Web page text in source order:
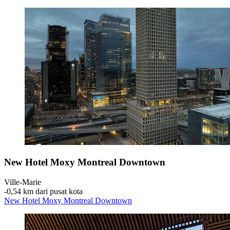
New Hotel Moxy Montreal Downtown
Ville-Marie
‐0,54 km dari pusat kota
New Hotel Moxy Montreal Downtown